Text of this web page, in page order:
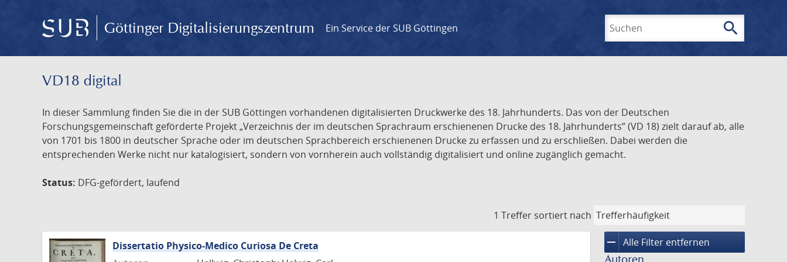
Göttinger Digitalisierungszentrum Ein Service der SUB Göttingen search
VD18 digital
In dieser Sammlung finden Sie die in der SUB Göttingen vorhandenen digitalisierten Druckwerke des 18. Jahrhunderts. Das von der Deutschen
Forschungsgemeinschaft geförderte Projekt „Verzeichnis der im deutschen Sprachraum erschienenen Drucke des 18. Jahrhunderts” (VD 18) zielt darauf ab, alle
von 1701 bis 1800 in deutscher Sprache oder im deutschen Sprachbereich erschienenen Drucke zu erfassen und zu erschließen. Dabei werden die
entsprechenden Werke nicht nur katalogisiert, sondern von vornherein auch vollständig digitalisiert und online zugänglich gemacht.
Status: DFG-gefördert, laufend
1 Treffer sortiert nach
remove Alle Filter entfernen
Dissertatio Physico-Medico Curiosa De Creta